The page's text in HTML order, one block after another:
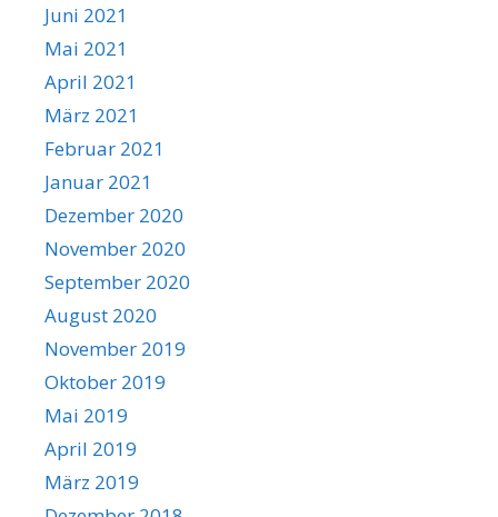
Juni 2021
Mai 2021
April 2021
März 2021
Februar 2021
Januar 2021
Dezember 2020
November 2020
September 2020
August 2020
November 2019
Oktober 2019
Mai 2019
April 2019
März 2019